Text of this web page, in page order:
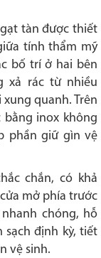
tàn được thiết
tính thẩm mỹ
bố trí ở hai bên
xả rác từ nhiều
quanh. Trên
inox không
phần giữ gìn vệ
chắn, có khả
mở phía trước
chóng, hỗ
định kỳ, tiết
vệ sinh.